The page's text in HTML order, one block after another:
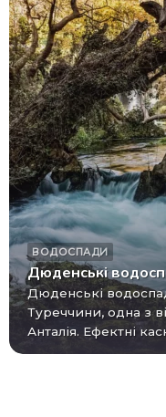
ВОДОСПАДИ
Дюденські
Дюденські водоспади – відома природна пам'ятка
Туреччини, одна з
Анталія. Ефектні